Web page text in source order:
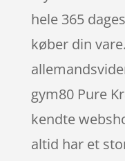
hele 365
køber din
gym80 Pure
kendte
altid har et